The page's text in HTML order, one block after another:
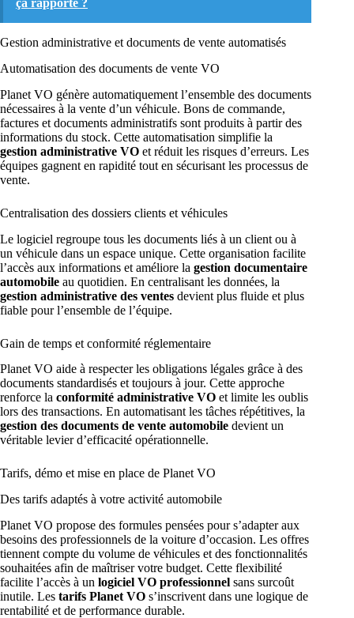
ça rapporte ?
Gestion administrative et documents de vente automatisés
Automatisation des documents de vente VO
Planet VO génère automatiquement l’ensemble des documents
nécessaires à la vente d’un véhicule. Bons de commande,
factures et documents administratifs sont produits à partir des
informations du stock. Cette automatisation simplifie la
gestion administrative VO et réduit les risques d’erreurs. Les
équipes gagnent en rapidité tout en sécurisant les processus de
vente.
Centralisation des dossiers clients et véhicules
Le logiciel regroupe tous les documents liés à un client ou à
un véhicule dans un espace unique. Cette organisation facilite
l’accès aux informations et améliore la gestion documentaire
automobile au quotidien. En centralisant les données, la
gestion administrative des ventes devient plus fluide et plus
fiable pour l’ensemble de l’équipe.
Gain de temps et conformité réglementaire
Planet VO aide à respecter les obligations légales grâce à des
documents standardisés et toujours à jour. Cette approche
renforce la conformité administrative VO et limite les oublis
lors des transactions. En automatisant les tâches répétitives, la
gestion des documents de vente automobile devient un
véritable levier d’efficacité opérationnelle.
Tarifs, démo et mise en place de Planet VO
Des tarifs adaptés à votre activité automobile
Planet VO propose des formules pensées pour s’adapter aux
besoins des professionnels de la voiture d’occasion. Les offres
tiennent compte du volume de véhicules et des fonctionnalités
souhaitées afin de maîtriser votre budget. Cette flexibilité
facilite l’accès à un logiciel VO professionnel sans surcoût
inutile. Les tarifs Planet VO s’inscrivent dans une logique de
rentabilité et de performance durable.